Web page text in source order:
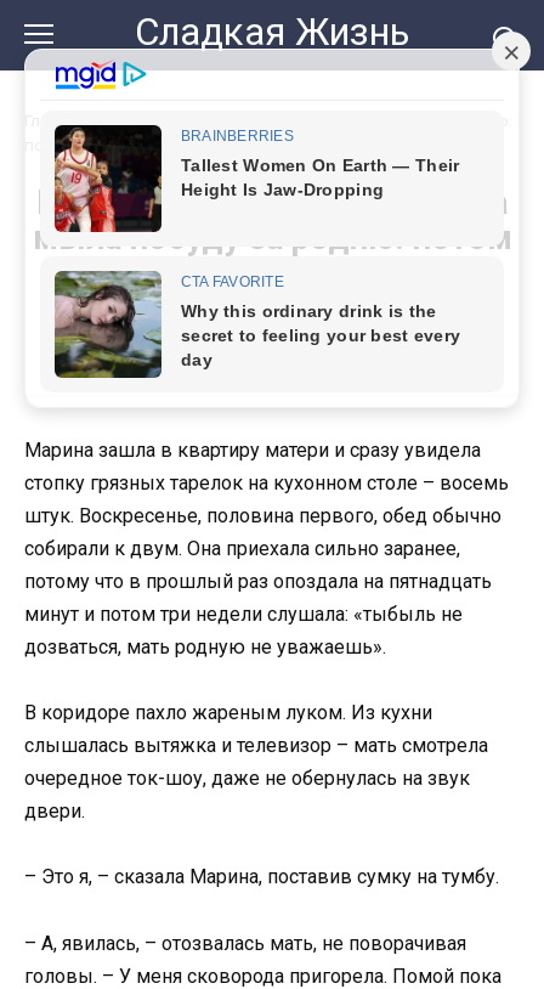
контенту
Сладкая Жизнь
потом решила просто остаться за столом
На семейных встречах 3 года
мыла посуду за родню: потом
решила просто остаться за
столом
Марина зашла в квартиру матери и сразу увидела
стопку грязных тарелок на кухонном столе – восемь
штук. Воскресенье, половина первого, обед обычно
собирали к двум. Она приехала сильно заранее,
потому что в прошлый раз опоздала на пятнадцать
минут и потом три недели слушала: «тыбыль не
дозваться, мать родную не уважаешь».
В коридоре пахло жареным луком. Из кухни
слышалась вытяжка и телевизор – мать смотрела
очередное ток-шоу, даже не обернулась на звук
двери.
– Это я, – сказала Марина, поставив сумку на тумбу.
– А, явилась, – отозвалась мать, не поворачивая
головы. – У меня сковорода пригорела. Помой пока